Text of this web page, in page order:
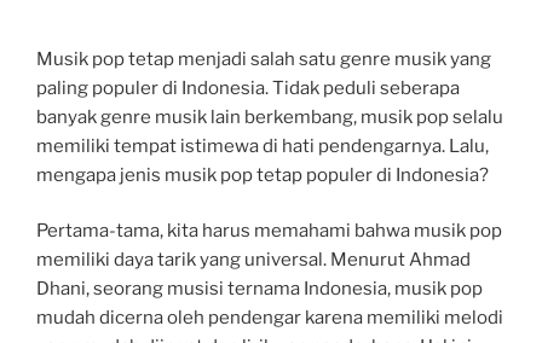
Musik pop tetap menjadi salah satu genre musik yang
paling populer di Indonesia. Tidak peduli seberapa
banyak genre musik lain berkembang, musik pop selalu
memiliki tempat istimewa di hati pendengarnya. Lalu,
mengapa jenis musik pop tetap populer di Indonesia?
Pertama-tama, kita harus memahami bahwa musik pop
memiliki daya tarik yang universal. Menurut Ahmad
Dhani, seorang musisi ternama Indonesia, musik pop
mudah dicerna oleh pendengar karena memiliki melodi